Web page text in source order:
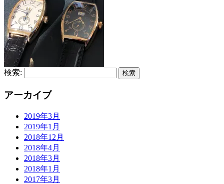
検索:
アーカイブ
2019年3月
2019年1月
2018年12月
2018年4月
2018年3月
2018年1月
2017年3月